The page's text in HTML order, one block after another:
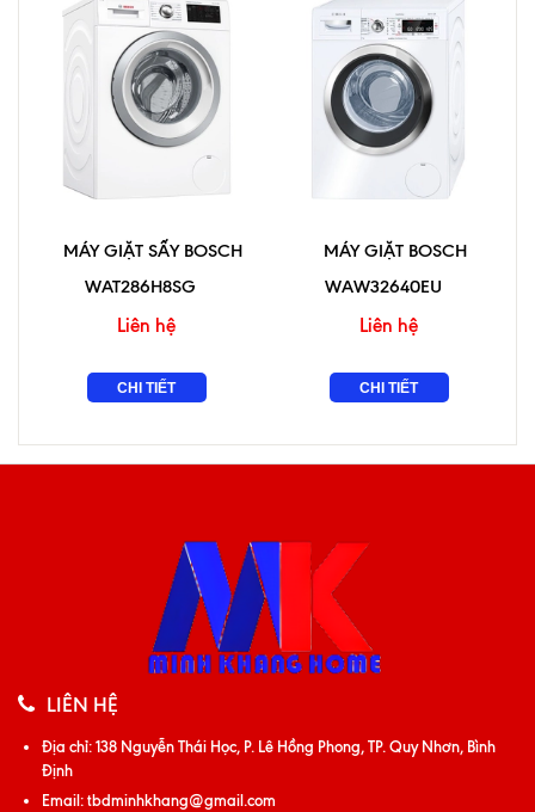
MÁY GIẶT SẤY BOSCH
WAT286H8SG
Liên hệ
CHI TIẾT
MÁY GIẶT BOSCH
WAW32640EU
Liên hệ
CHI TIẾT
LIÊN HỆ
Địa chỉ:138 Nguyễn Thái Học, P. Lê Hồng Phong, TP. Quy Nhơn, Bình
Định
Email:tbdminhkhang@gmail.com